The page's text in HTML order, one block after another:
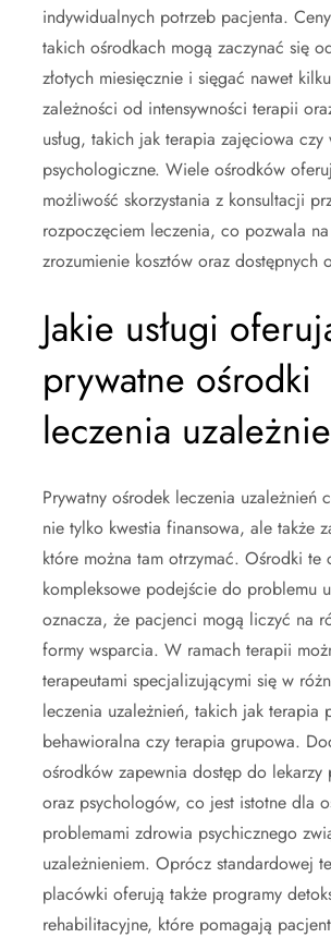
indywidualnych potrzeb pacjenta.
takich ośrodkach mogą zaczynać się
złotych miesięcznie i sięgać nawet
zależności od intensywności terapii
usług, takich jak terapia zajęciowa czy
psychologiczne. Wiele ośrodków
możliwość skorzystania z konsultacji
rozpoczęciem leczenia, co pozwala
zrozumienie kosztów oraz dostępnych
Jakie usługi
prywatne ośrodki
leczenia
Prywatny ośrodek leczenia uzależnień
nie tylko kwestia finansowa, ale także
które można tam otrzymać. Ośrodki te
kompleksowe podejście do problemu
oznacza, że pacjenci mogą liczyć na
formy wsparcia. W ramach terapii
terapeutami specjalizującymi się w
leczenia uzależnień, takich jak terapia
behawioralna czy terapia grupowa.
ośrodków zapewnia dostęp do lekarzy
oraz psychologów, co jest istotne dla
problemami zdrowia psychicznego
uzależnieniem. Oprócz standardowej
placówki oferują także programy
rehabilitacyjne, które pomagają